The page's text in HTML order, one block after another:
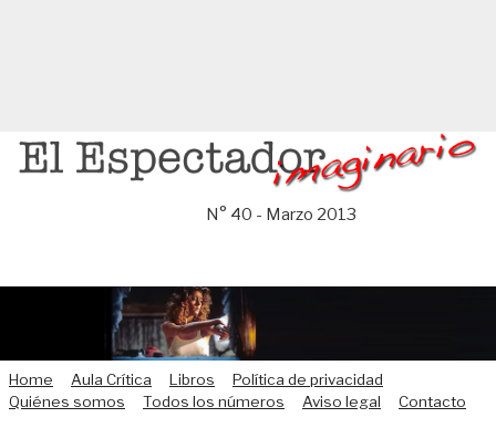
Saltar
N° 40 - Marzo 2013
Home Aula Crítica Libros
Política de privacidad
Quiénes somos
Todos los números Aviso legal Contacto